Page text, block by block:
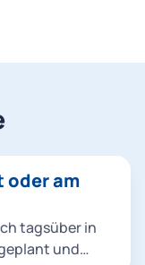
oder am
tagsüber in
und